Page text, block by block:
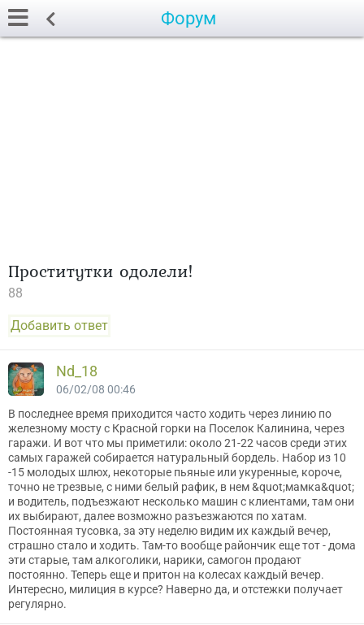
Форум
Проститутки одолели!
88
Добавить ответ
Nd_18
06/02/08 00:46
В последнее время приходится часто ходить через линию по
железному мосту с Красной горки на Поселок Калинина, через
гаражи. И вот что мы приметили: около 21-22 часов среди этих
самых гаражей собирается натуральный бордель. Набор из 10
-15 молодых шлюх, некоторые пьяные или укуренные, короче,
точно не трезвые, с ними белый рафик, в нем &quot;мамка&quot;
и водитель, подъезжают несколько машин с клиентами, там они
их выбирают, далее возможно разъезжаются по хатам.
Постоянная тусовка, за эту неделю видим их каждый вечер,
страшно стало и ходить. Там-то вообще райончик еще тот - дома
эти старые, там алкоголики, нарики, самогон продают
постоянно. Теперь еще и притон на колесах каждый вечер.
Интересно, милиция в курсе? Наверно да, и отстежки получает
регулярно.